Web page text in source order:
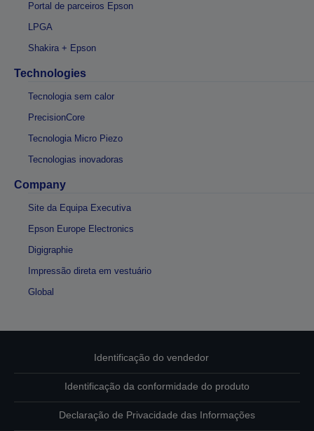
Portal de parceiros Epson
LPGA
Shakira + Epson
Technologies
Tecnologia sem calor
PrecisionCore
Tecnologia Micro Piezo
Tecnologias inovadoras
Company
Site da Equipa Executiva
Epson Europe Electronics
Digigraphie
Impressão direta em vestuário
Global
Identificação do vendedor
Identificação da conformidade do produto
Declaração de Privacidade das Informações